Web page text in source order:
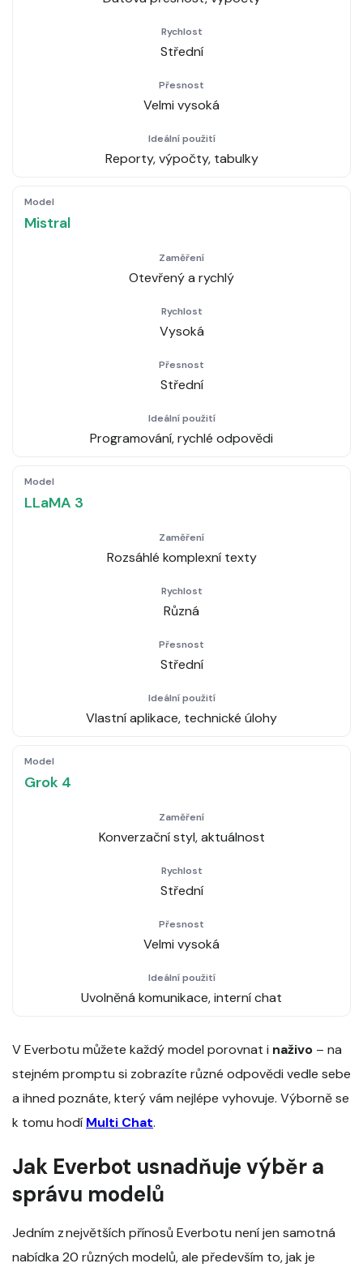
Střední
Velmi vysoká
Reporty, výpočty, tabulky
Mistral
Otevřený a rychlý
Vysoká
Střední
Programování, rychlé odpovědi
LLaMA 3
Rozsáhlé komplexní texty
Různá
Střední
Vlastní aplikace, technické úlohy
Grok 4
Konverzační styl, aktuálnost
Střední
Velmi vysoká
Uvolněná komunikace, interní chat
V Everbotu můžete každý model porovnat i naživo – na
stejném promptu si zobrazíte různé odpovědi vedle sebe
a ihned poznáte, který vám nejlépe vyhovuje. Výborně se
k tomu hodí Multi Chat.
Jak Everbot usnadňuje výběr a
správu modelů
Jedním z největších přínosů Everbotu není jen samotná
nabídka 20 různých modelů, ale především to, jak je